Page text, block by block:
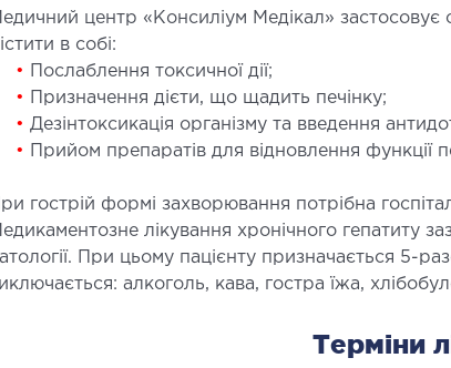
центр «Консиліум Медікал» застосовує
в собі:
•
Послаблення токсичної дії;
•
Призначення дієти, що щадить печінку;
• Дезінтоксикація організму та введення
•
Прийом препаратів для відновлення функції
гострій формі захворювання потрібна
лікування хронічного гепатиту
При цьому пацієнту призначається 5-
алкоголь, кава, гостра їжа,
Терміни